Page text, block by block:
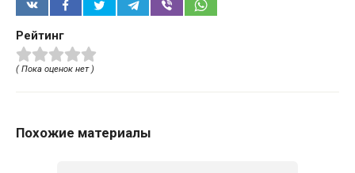
Рейтинг
( Пока оценок нет )
Похожие материалы